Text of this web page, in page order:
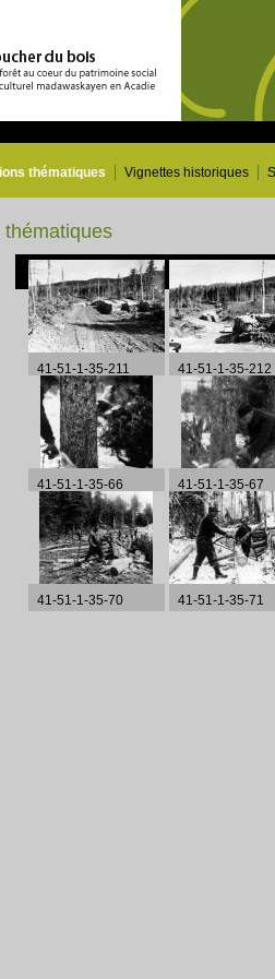
thématiques Vignettes historiques
41-51-1-35-211 41-51-1-35-212
41-51-1-35-66 41-51-1-35-67
41-51-1-35-70 41-51-1-35-71